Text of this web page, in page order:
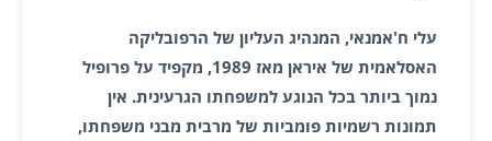
עלי ח'אמנאי, המנהיג העליון של הרפובליקה
האסלאמית של איראן מאז 1989, מקפיד על פרופיל
נמוך ביותר בכל הנוגע למשפחתו הגרעינית. אין
תמונות רשמיות פומביות של מרבית מבני משפחתו,